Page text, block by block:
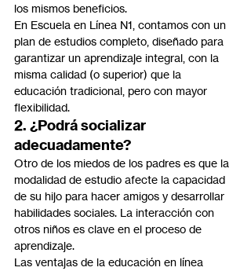
los mismos beneficios.
En Escuela en Línea N1, contamos con un
plan de estudios completo, diseñado para
garantizar un aprendizaje integral, con la
misma calidad (o superior) que la
educación tradicional, pero con mayor
flexibilidad.
2. ¿Podrá socializar
adecuadamente?
Otro de los miedos de los padres es que la
modalidad de estudio afecte la capacidad
de su hijo para hacer amigos y desarrollar
habilidades sociales. La interacción con
otros niños es clave en el proceso de
aprendizaje.
Las ventajas de la educación en línea